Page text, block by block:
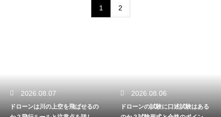
1 2
2026.08.07
ドローンは川の上空を飛ばせるの
2026.08.06
ドローンの試験に口述試験はある